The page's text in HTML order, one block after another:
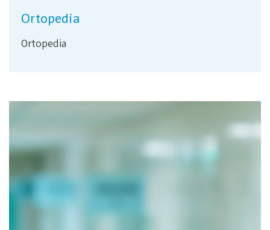
Ortopedia
Ortopedia